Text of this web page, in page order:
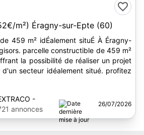
m²) Éragny-sur-Epte (60)
459 m² idÉalement situÉ À Éragny-
de 459 m²
la possibilité de réaliser un projet
secteur idéalement situé. profitez
-
|
annonces
26/07/2026